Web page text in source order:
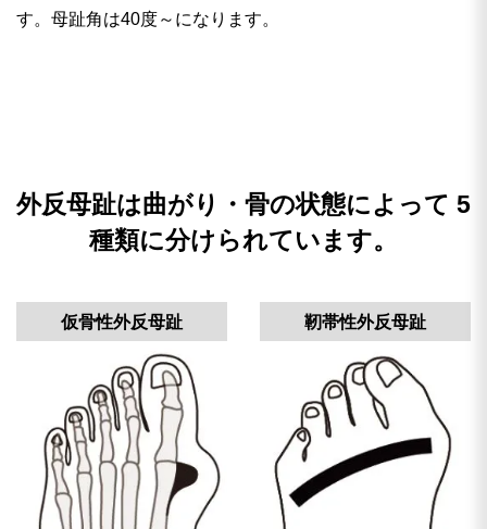
す。母趾角は40度～になります。
外反母趾は曲がり・骨の状態によって 5
種類に分けられています。
仮骨性外反母趾 靭帯性外反母趾